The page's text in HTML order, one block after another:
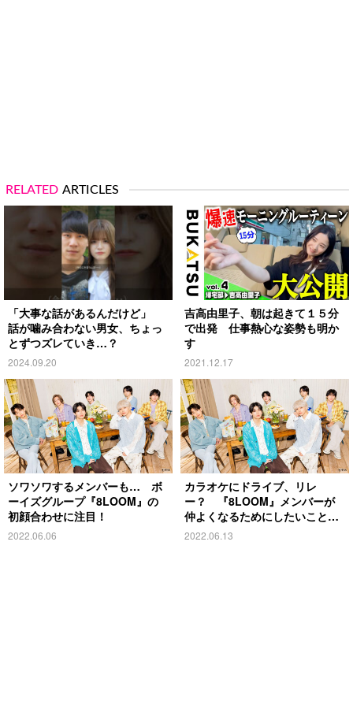
RELATED ARTICLES
「大事な話があるんだけど」
話が噛み合わない男女、ちょっ
とずつズレていき…？
2024.09.20
吉高由里子、朝は起きて１５分
で出発 仕事熱心な姿勢も明か
す
2021.12.17
ソワソワするメンバーも… ボ
ーイズグループ『8LOOM』の
初顔合わせに注目！
2022.06.06
カラオケにドライブ、リレ
ー？ 『8LOOM』メンバーが
仲よくなるためにしたいことと
は
2022.06.13